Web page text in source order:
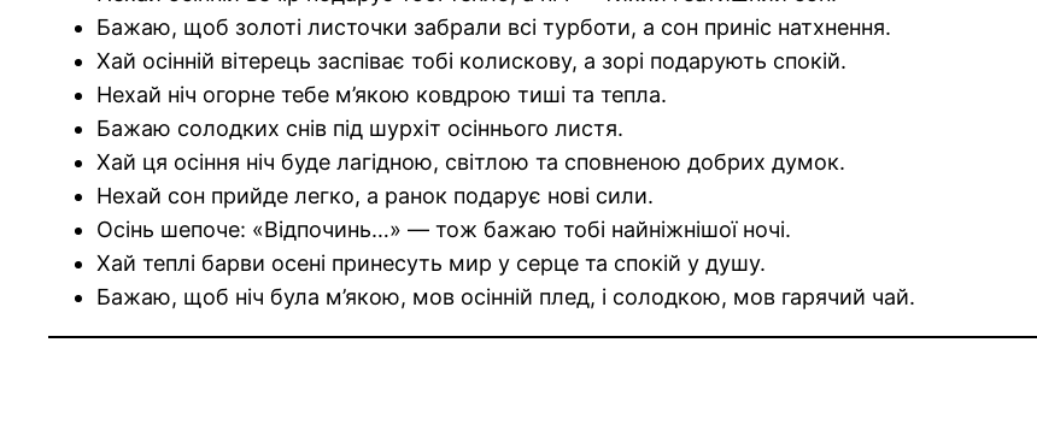
Бажаю, щоб золоті листочки забрали всі турботи, а сон приніс натхнення.
Хай осінній вітерець заспіває тобі колискову, а зорі подарують спокій.
Нехай ніч огорне тебе м’якою ковдрою тиші та тепла.
Бажаю солодких снів під шурхіт осіннього листя.
Хай ця осіння ніч буде лагідною, світлою та сповненою добрих думок.
Нехай сон прийде легко, а ранок подарує нові сили.
Осінь шепоче: «Відпочинь…» — тож бажаю тобі найніжнішої ночі.
Хай теплі барви осені принесуть мир у серце та спокій у душу.
Бажаю, щоб ніч була м’якою, мов осінній плед, і солодкою, мов гарячий чай.